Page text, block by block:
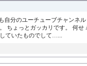
自分のユーチューブチャン
ちょっとガッカリです。 何
ていたものでして…...